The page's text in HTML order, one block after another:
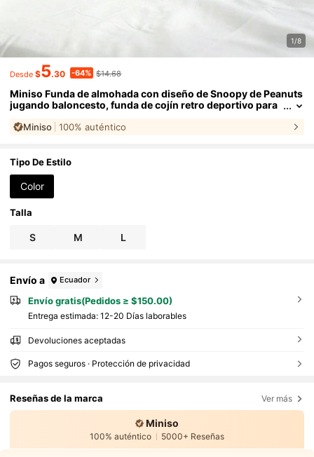
1/8
Desde $5.30 -64% $14.68
Miniso Funda de almohada con diseño de Snoopy de Peanuts
jugando baloncesto, funda de cojín retro deportivo para
Miniso 100% auténtico
Tipo De Estilo
Color
Talla
S M L
Envío a Ecuador
Envío gratis(Pedidos ≥ $150.00)
Entrega estimada: 12-20 Días laborables
Devoluciones aceptadas
Pagos seguros · Protección de privacidad
Reseñas de la marca Ver más
Miniso
100% auténtico 5000+ Reseñas